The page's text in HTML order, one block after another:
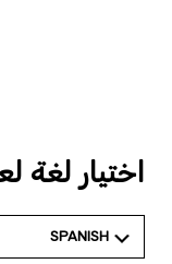
اختيار لغة
SPANISH